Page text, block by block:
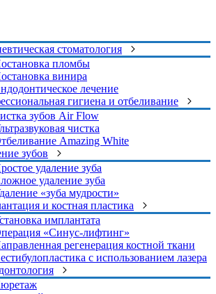
стоматология
пломбы
винира
лечение
гигиена и отбеливание
зубов Air Flow
чистка
Amazing White
зубов
удаление зуба
удаление зуба
«зуба мудрости»
и костная пластика
имплантата
«Синус-лифтинг»
регенерация костной ткани
с использованием лазера